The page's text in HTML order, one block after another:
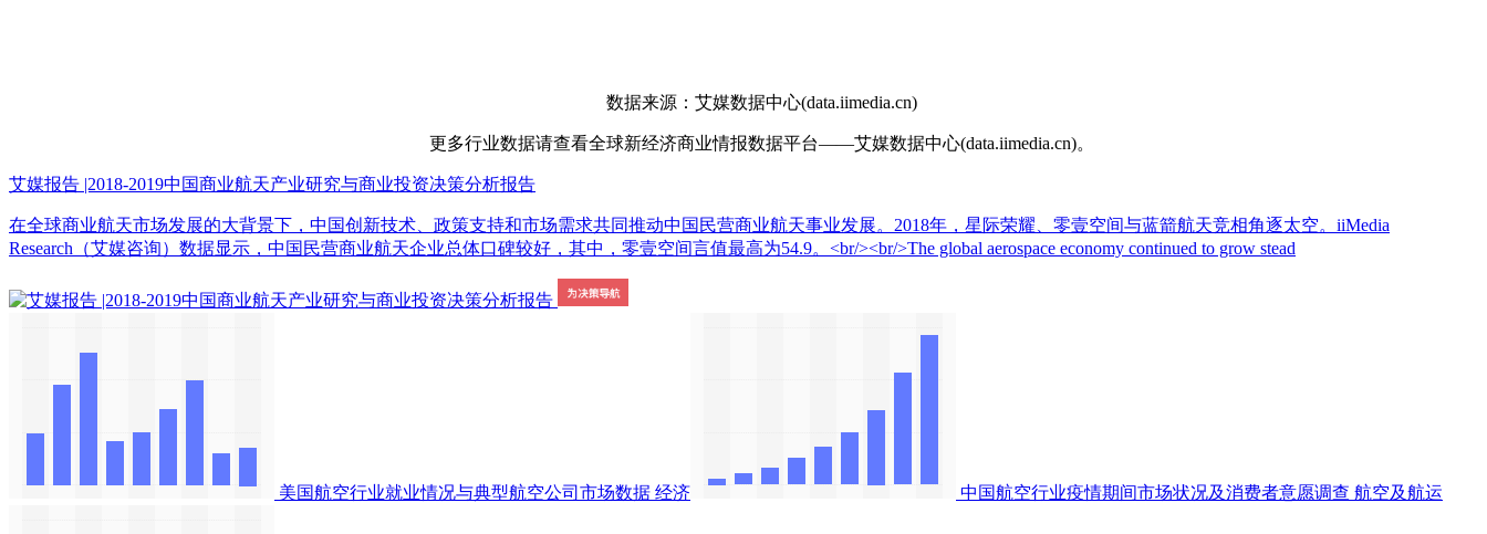
数据来源：艾媒数据中心(data.iimedia.cn)
更多行业数据请查看全球新经济商业情报数据平台——艾媒数据中心(data.iimedia.cn)。
艾媒报告 |2018-2019中国商业航天产业研究与商业投资决策分析报告
在全球商业航天市场发展的大背景下，中国创新技术、政策支持和市场需求共同推动中国民营商业航天事业发展。2018年，星际荣耀、零壹空间与蓝箭航天竞相角逐太空。iiMedia
Research（艾媒咨询）数据显示，中国民营商业航天企业总体口碑较好，其中，零壹空间言值最高为54.9。<br/><br/>The global aerospace economy continued to grow stead
美国航空行业就业情况与典型航空公司市场数据 经济 中国航空行业疫情期间市场状况及消费者意愿调查 航空及航运